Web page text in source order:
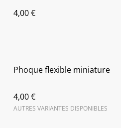
4,00 €
Phoque flexible miniature
4,00 €
AUTRES VARIANTES DISPONIBLES